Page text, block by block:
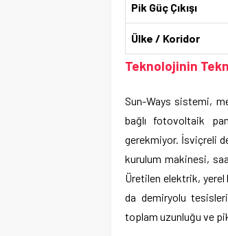
Pik Güç Çıkışı
Ülke / Koridor
Teknolojinin
Sun-Ways sistemi,
bağlı fotovoltaik
gerekmiyor. İsviçreli
kurulum makinesi,
Üretilen elektrik, yerel
da demiryolu
toplam uzunluğu ve pik